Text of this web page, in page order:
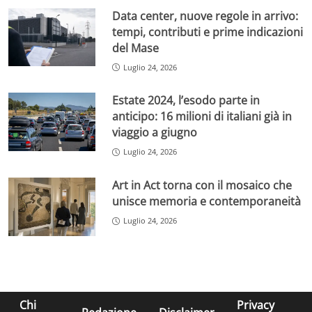
Data center, nuove regole in arrivo:
tempi, contributi e prime indicazioni
del Mase
Luglio 24, 2026
Estate 2024, l’esodo parte in
anticipo: 16 milioni di italiani già in
viaggio a giugno
Luglio 24, 2026
Art in Act torna con il mosaico che
unisce memoria e contemporaneità
Luglio 24, 2026
Chi Privacy